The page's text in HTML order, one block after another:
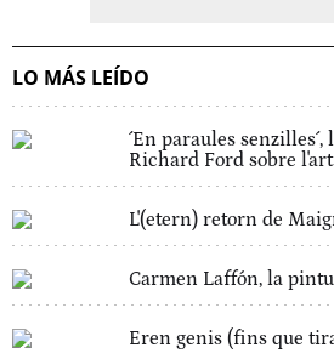
LO MÁS LEÍDO
´En paraules
Richard Ford sobre
L'(etern) retorn de
Carmen Laffón, la
Eren genis (fins que